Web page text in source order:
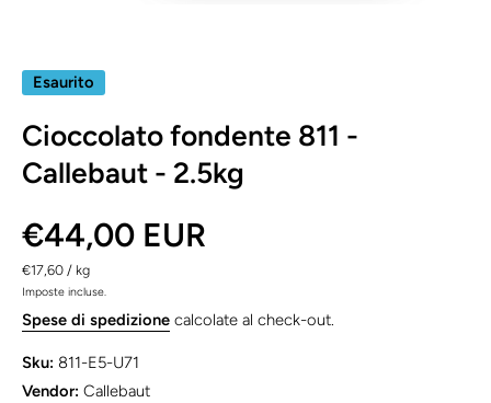
Esaurito
Cioccolato fondente 811 -
Callebaut - 2.5kg
€44,00 EUR
€17,60 / per
kg
Imposte incluse.
Spese di spedizione calcolate al check-out.
Sku: 811-E5-U71
Vendor: Callebaut